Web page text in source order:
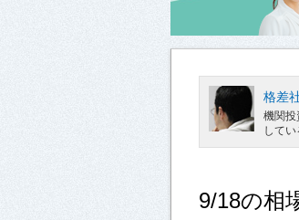
格差
機関投
して
9/18の相